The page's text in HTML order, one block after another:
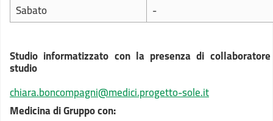
Sabato
-
Studio informatizzato con la presenza di
studio
chiara.boncompagni@medici.progetto-sole.it
Medicina di Gruppo con: